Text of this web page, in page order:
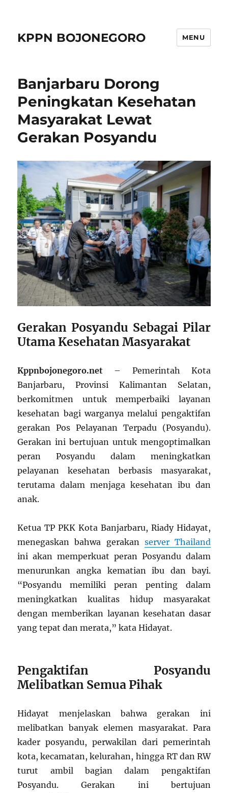
KPPN BOJONEGORO MENU
Banjarbaru Dorong
Peningkatan Kesehatan
Masyarakat Lewat
Gerakan Posyandu
Gerakan Posyandu Sebagai Pilar
Utama Kesehatan Masyarakat
Kppnbojonegoro.net – Pemerintah Kota
Banjarbaru, Provinsi Kalimantan Selatan,
berkomitmen untuk memperbaiki layanan
kesehatan bagi warganya melalui pengaktifan
gerakan Pos Pelayanan Terpadu (Posyandu).
Gerakan ini bertujuan untuk mengoptimalkan
peran Posyandu dalam meningkatkan
pelayanan kesehatan berbasis masyarakat,
terutama dalam menjaga kesehatan ibu dan
anak.
Ketua TP PKK Kota Banjarbaru, Riady Hidayat,
menegaskan bahwa gerakan server Thailand
ini akan memperkuat peran Posyandu dalam
menurunkan angka kematian ibu dan bayi.
“Posyandu memiliki peran penting dalam
meningkatkan kualitas hidup masyarakat
dengan memberikan layanan kesehatan dasar
yang tepat dan merata,” kata Hidayat.
Pengaktifan Posyandu
Melibatkan Semua Pihak
Hidayat menjelaskan bahwa gerakan ini
melibatkan banyak elemen masyarakat. Para
kader posyandu, perwakilan dari pemerintah
kota, kecamatan, kelurahan, hingga RT dan RW
turut ambil bagian dalam pengaktifan
Posyandu. Gerakan ini bertujuan